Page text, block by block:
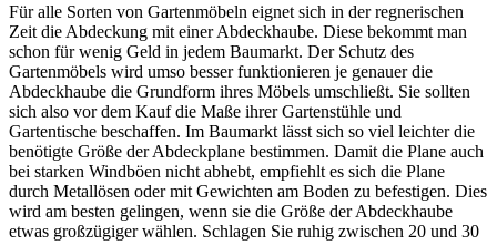
Für alle Sorten von Gartenmöbeln eignet sich in der regnerischen
Zeit die Abdeckung mit einer Abdeckhaube. Diese bekommt man
schon für wenig Geld in jedem Baumarkt. Der Schutz des
Gartenmöbels wird umso besser funktionieren je genauer die
Abdeckhaube die Grundform ihres Möbels umschließt. Sie sollten
sich also vor dem Kauf die Maße ihrer Gartenstühle und
Gartentische beschaffen. Im Baumarkt lässt sich so viel leichter die
benötigte Größe der Abdeckplane bestimmen. Damit die Plane auch
bei starken Windböen nicht abhebt, empfiehlt es sich die Plane
durch Metallösen oder mit Gewichten am Boden zu befestigen. Dies
wird am besten gelingen, wenn sie die Größe der Abdeckhaube
etwas großzügiger wählen. Schlagen Sie ruhig zwischen 20 und 30